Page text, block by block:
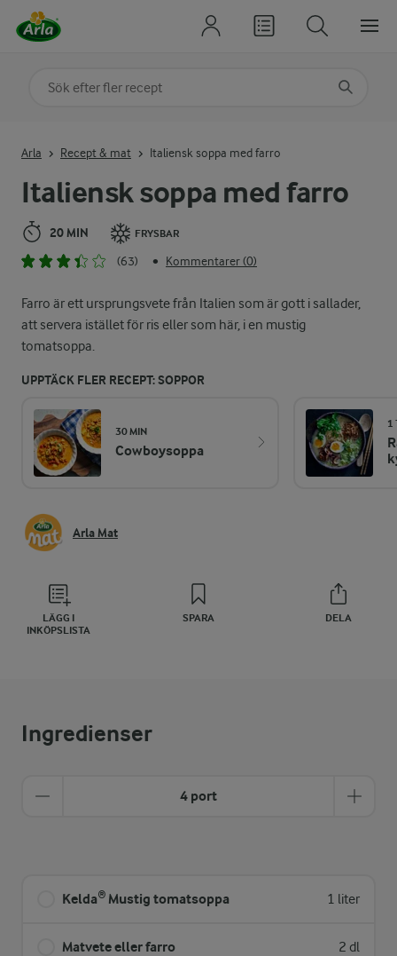
Italiensk soppa med farro
20 MIN FRYSBAR
(63) • Kommentarer (0)
Farro är ett ursprungsvete från Italien som är gott i sallader,
att servera istället för ris eller som här, i en mustig
tomatsoppa.
UPPTÄCK FLER RECEPT: SOPPOR
30 MIN
Cowboysoppa
1
Arla Mat
LÄGG I
INKÖPSLISTA
SPARA DELA
Arla Recept & mat Italiensk soppa med farro
Ingredienser
4 port
Kelda® Mustig tomatsoppa 1 liter
Matvete eller farro 2 dl
Sök på kategori eller ingrediens